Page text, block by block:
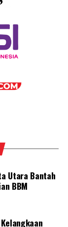
Utara Bantah
BBM